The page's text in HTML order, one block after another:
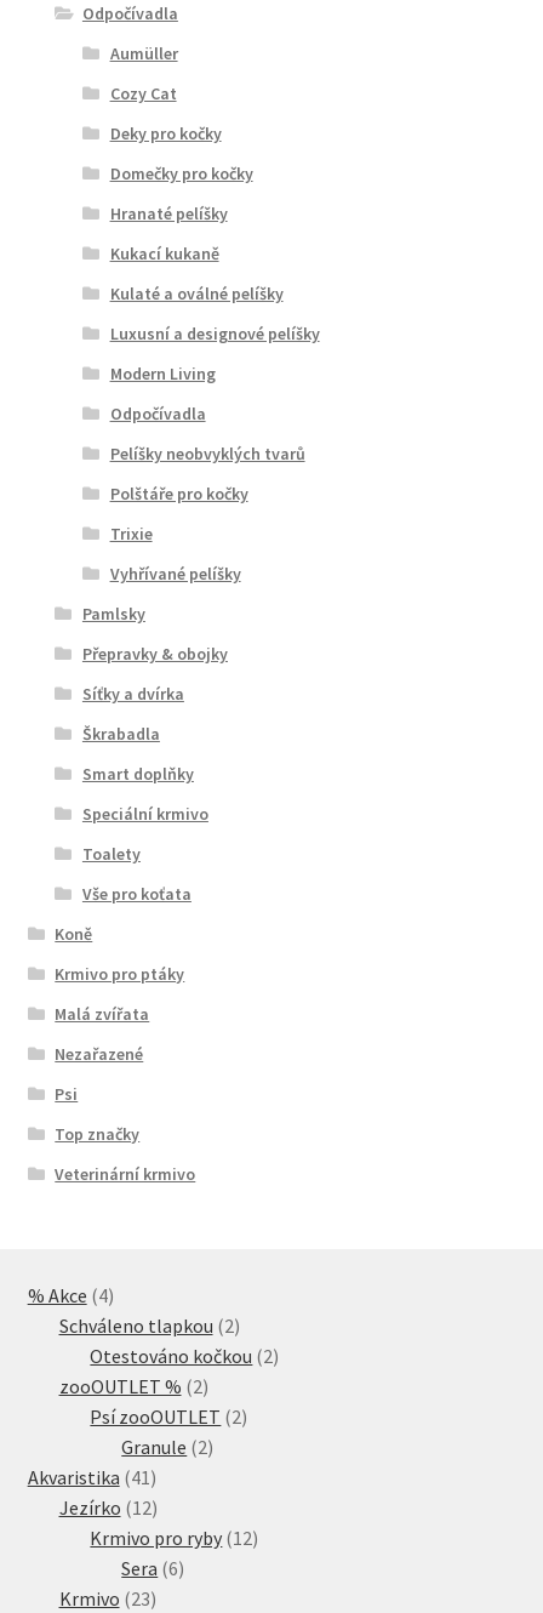
Odpočívadla
Aumüller
Cozy Cat
Deky pro kočky
Domečky pro kočky
Hranaté pelíšky
Kukací kukaně
Kulaté a oválné pelíšky
Luxusní a designové pelíšky
Modern Living
Odpočívadla
Pelíšky neobvyklých tvarů
Polštáře pro kočky
Trixie
Vyhřívané pelíšky
Pamlsky
Přepravky & obojky
Síťky a dvírka
Škrabadla
Smart doplňky
Speciální krmivo
Toalety
Vše pro koťata
Koně
Krmivo pro ptáky
Malá zvířata
Nezařazené
Psi
Top značky
Veterinární krmivo
% Akce 44
produkty
Schváleno tlapkou 22
produkty
Otestováno kočkou 22
zooOUTLET % 22
produkty
Psí zooOUTLET 22
Granule 22
Akvaristika 41 41
produktů
Jezírko 1212
produktů
Krmivo pro ryby 1212
Sera 66
Krmivo 2323